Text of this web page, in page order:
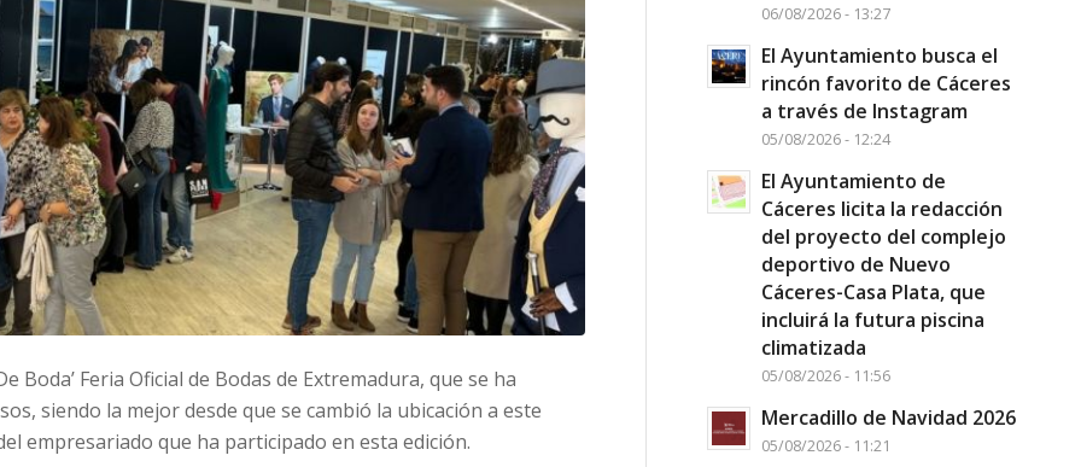
Boda’ Feria Oficial de Bodas de Extremadura, que se ha
siendo la mejor desde que se cambió la ubicación a este
empresariado que ha participado en esta edición.
06/08/2026 - 13:27
El Ayuntamiento busca el
rincón favorito de Cáceres
a través de Instagram
05/08/2026 - 12:24
El Ayuntamiento de
Cáceres licita la redacción
del proyecto del complejo
deportivo de Nuevo
Cáceres-Casa Plata, que
incluirá la futura piscina
climatizada
05/08/2026 - 11:56
Mercadillo de Navidad 2026
05/08/2026 - 11:21